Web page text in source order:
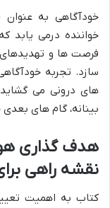
خودآگاهی به
خواننده درمی یابد
سازد. تجربه
های درونی می
بینانه، گام های بعدی
نقشه راهی